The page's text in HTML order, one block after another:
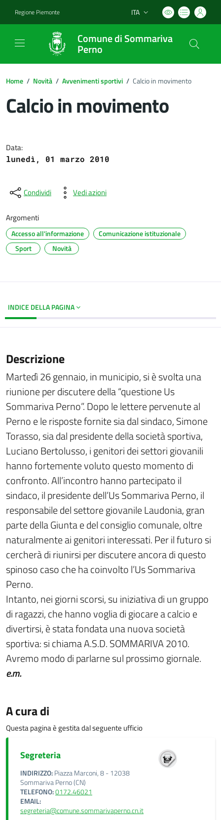
Regione Piemonte Lingua attiva:
ITA
Comune di Sommariva
Perno
Home / Novità / Avvenimenti sportivi / Calcio in movimento
Calcio in movimento
Data:
lunedì, 01 marzo 2010
Condividi Vedi azioni
Argomenti
Accesso all'informazione
Comunicazione istituzionale
Sport
Novità
INDICE DELLA PAGINA
Descrizione
Martedì 26 gennaio, in municipio, si è svolta una
riunione per discutere della “questione Us
Sommariva Perno”. Dopo le lettere pervenute al
Perno e le risposte fornite sia dal sindaco, Simone
Torasso, sia dal presidente della società sportiva,
Luciano Bertolusso, i genitori dei settori giovanili
hanno fortemente voluto questo momento di
confronto. All’incontro hanno partecipato il
sindaco, il presidente dell’Us Sommariva Perno, il
responsabile del settore giovanile Laudonia, gran
parte della Giunta e del consiglio comunale, oltre
naturalmente ai genitori interessati. Per il futuro si
cercherà di riunirsi per discutere ancora di questo
spinoso caso che ha coinvolto l’Us Sommariva
Perno.
Intanto, nei giorni scorsi, su iniziativa di un gruppo
di ragazzi, che hanno voglia di giocare a calcio e
divertirsi, è stata fondata una nuova società
sportiva: si chiama A.S.D. SOMMARIVA 2010.
Avremo modo di parlarne sul prossimo giornale.
e.m.
A cura di
Questa pagina è gestita dal seguente ufficio
Segreteria
INDIRIZZO:Piazza Marconi, 8 - 12038
Sommariva Perno (CN)
TELEFONO:0172.46021
EMAIL:
segreteria@comune.sommarivaperno.cn.it